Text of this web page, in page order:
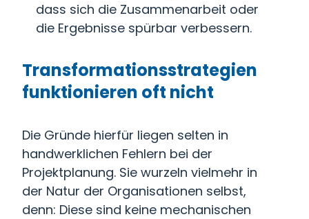
dass sich die Zusammenarbeit oder
die Ergebnisse spürbar verbessern.
Transformationsstrategien
funktionieren oft nicht
Die Gründe hierfür liegen selten in
handwerklichen Fehlern bei der
Projektplanung. Sie wurzeln vielmehr in
der Natur der Organisationen selbst,
denn: Diese sind keine mechanischen